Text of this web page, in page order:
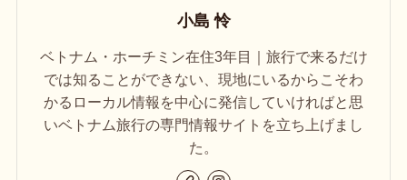
小島 怜
ベトナム・ホーチミン在住3年目｜旅行で来るだけ
では知ることができない、現地にいるからこそわ
かるローカル情報を中心に発信していければと思
いベトナム旅行の専門情報サイトを立ち上げまし
た。